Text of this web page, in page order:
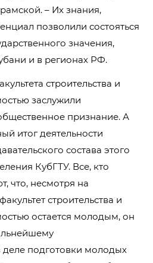
– Их знания,
позволили состояться
значения,
и в регионах РФ.
строительства и
заслужили
признание. А
итог деятельности
состава этого
КубГТУ. Все, кто
что, несмотря на
строительства и
остается молодым, он
подготовки молодых